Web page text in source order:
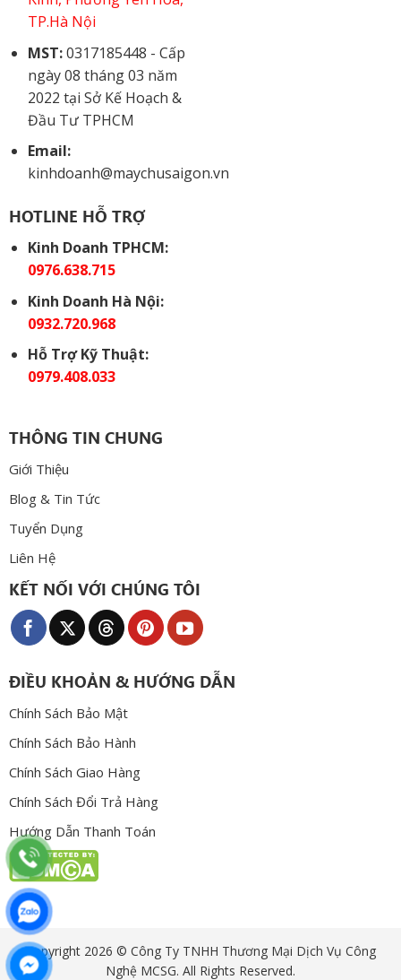
TP.Hà Nội
MST:0317185448 - Cấp
ngày 08 tháng 03 năm
2022 tại Sở Kế Hoạch &
Đầu Tư TPHCM
Email:
kinhdoanh@maychusaigon.vn
HOTLINE HỖ TRỢ
Kinh Doanh TPHCM:
0976.638.715
Kinh Doanh Hà Nội:
0932.720.968
Hỗ Trợ Kỹ Thuật:
0979.408.033
THÔNG TIN CHUNG
Giới Thiệu
Blog & Tin Tức
Tuyển Dụng
Liên Hệ
KẾT NỐI VỚI CHÚNG TÔI
ĐIỀU KHOẢN & HƯỚNG DẪN
Chính Sách Bảo Mật
Chính Sách Bảo Hành
Chính Sách Giao Hàng
Chính Sách Đổi Trả Hàng
Hướng Dẫn Thanh Toán
Copyright 2026 © Công Ty TNHH Thương Mại Dịch Vụ Công
Nghệ MCSG. All Rights Reserved.